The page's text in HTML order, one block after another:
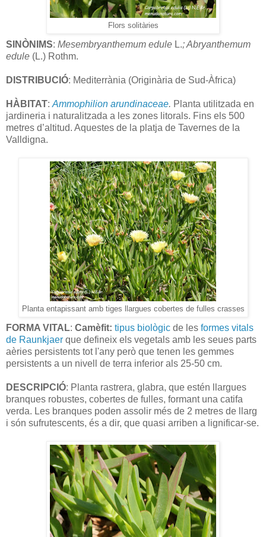
Flors solitàries
SINÒNIMS: Mesembryanthemum edule L.; Abryanthemum
edule (L.) Rothm.
DISTRIBUCIÓ: Mediterrània (Originària de Sud-Àfrica)
HÀBITAT: Ammophilion arundinaceae. Planta utilitzada en
jardineria i naturalitzada a les zones litorals. Fins els 500
metres d’altitud. Aquestes de la platja de Tavernes de la
Valldigna.
Planta entapissant amb tiges llargues cobertes de fulles crasses
FORMA VITAL: Camèfit: tipus biològic de les formes vitals
de Raunkjaer que defineix els vegetals amb les seues parts
aèries persistents tot l'any però que tenen les gemmes
persistents a un nivell de terra inferior als 25-50 cm.
DESCRIPCIÓ: Planta rastrera, glabra, que estén llargues
branques robustes, cobertes de fulles, formant una catifa
verda. Les branques poden assolir més de 2 metres de llarg
i són sufrutescents, és a dir, que quasi arriben a lignificar-se.